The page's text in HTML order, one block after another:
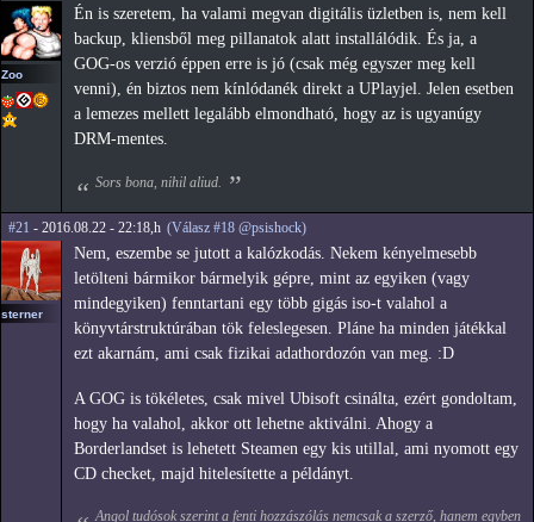
Zoo
Én is szeretem, ha valami megvan digitális üzletben is, nem kell
backup, kliensből meg pillanatok alatt installálódik. És ja, a
GOG-os verzió éppen erre is jó (csak még egyszer meg kell
venni), én biztos nem kínlódanék direkt a UPlayjel. Jelen esetben
a lemezes mellett legalább elmondható, hogy az is ugyanúgy
DRM-mentes.
Sors bona, nihil aliud.
#21 - 2016.08.22 - 22:18,h (Válasz #18 @psishock)
sterner
Nem, eszembe se jutott a kalózkodás. Nekem kényelmesebb
letölteni bármikor bármelyik gépre, mint az egyiken (vagy
mindegyiken) fenntartani egy több gigás iso-t valahol a
könyvtárstruktúrában tök feleslegesen. Pláne ha minden játékkal
ezt akarnám, ami csak fizikai adathordozón van meg. :D
A GOG is tökéletes, csak mivel Ubisoft csinálta, ezért gondoltam,
hogy ha valahol, akkor ott lehetne aktiválni. Ahogy a
Borderlandset is lehetett Steamen egy kis utillal, ami nyomott egy
CD checket, majd hitelesítette a példányt.
Angol tudósok szerint a fenti hozzászólás nemcsak a szerző, hanem egyben